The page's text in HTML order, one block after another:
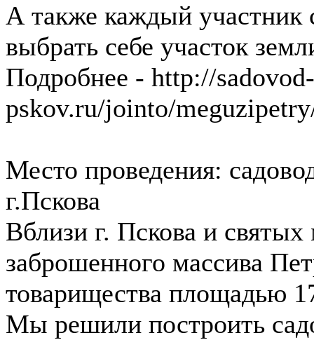
А также каждый участник
выбрать себе участок
Подробнее - http://sadovod-
pskov.ru/jointo/
Место проведения:
г.Пскова
Вблизи г. Пскова и
заброшенного массива
товарищества площадью
Мы решили построить